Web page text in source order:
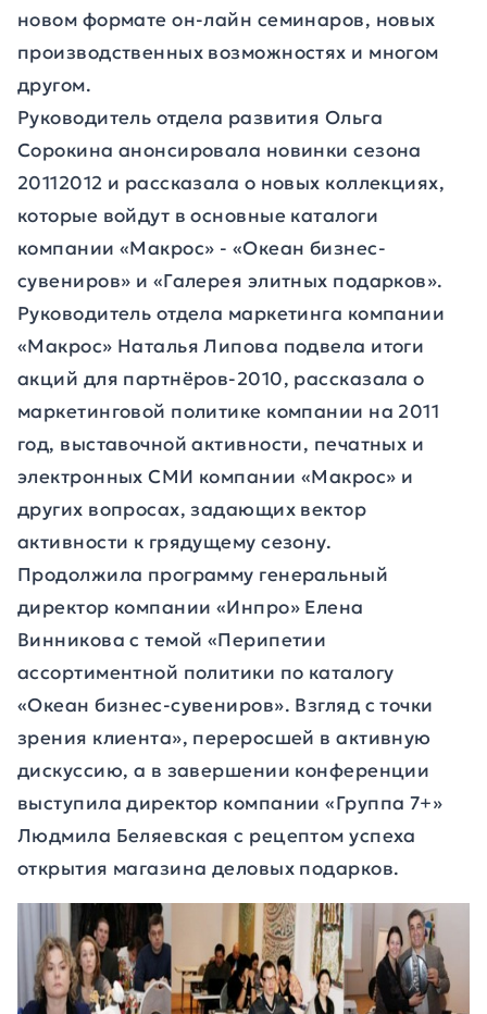
новом формате он-лайн семинаров, новых
производственных возможностях и многом
другом.
Руководитель отдела развития Ольга
Сорокина анонсировала новинки сезона
20112012 и рассказала о новых коллекциях,
которые войдут в основные каталоги
компании «Макрос» - «Океан бизнес-
сувениров» и «Галерея элитных подарков».
Руководитель отдела маркетинга компании
«Макрос» Наталья Липова подвела итоги
акций для партнёров-2010, рассказала о
маркетинговой политике компании на 2011
год, выставочной активности, печатных и
электронных СМИ компании «Макрос» и
других вопросах, задающих вектор
активности к грядущему сезону.
Продолжила программу генеральный
директор компании «Инпро» Елена
Винникова с темой «Перипетии
ассортиментной политики по каталогу
«Океан бизнес-сувениров». Взгляд с точки
зрения клиента», переросшей в активную
дискуссию, а в завершении конференции
выступила директор компании «Группа 7+»
Людмила Беляевская с рецептом успеха
открытия магазина деловых подарков.